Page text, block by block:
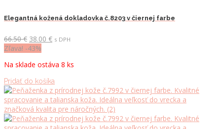
Elegantná kožená dokladovka č.8203 v čiernej farbe
66.50€ Pôvodná
cena
66.50 €.
38.00 €Aktuálna
38.00 €.
s DPH
Zľava! -43%
Na sklade ostáva 8 ks
Pridať do košíka